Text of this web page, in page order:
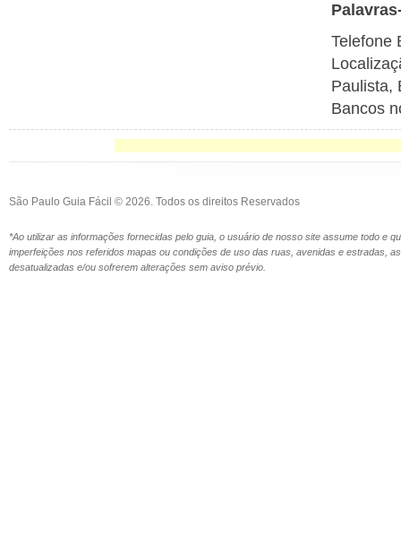
Telefone
Paulista,
Bancos
São Paulo Guia Fácil © 2026. Todos os direitos Reservados
*Ao utilizar as informações fornecidas pelo guia, o usuário de nosso site assume todo e
imperfeições nos referidos mapas ou condições de uso das ruas, avenidas e estradas,
desatualizadas e/ou sofrerem alterações sem aviso prévio.